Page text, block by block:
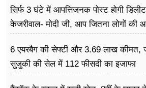
सिर्फ 3 घंटे में आपत्तिजनक पोस्ट होगी
केजरीवाल- मोदी जी, आप जितना लोगों की
6 एयरबैग की सेफ्टी और 3.69 लाख कीमत,
सुजुकी की सेल में 112 फीसदी का इजाफा